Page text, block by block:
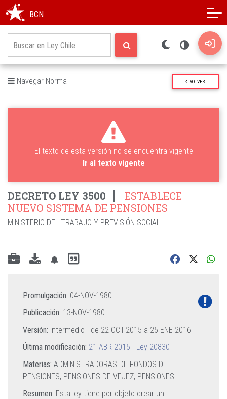
BCN
Navegar Norma VOLVER
El texto de esta versión no se encuentra vigente
Ir al texto vigente
DECRETO LEY 3500
ESTABLECE
NUEVO SISTEMA DE PENSIONES
MINISTERIO DEL TRABAJO Y PREVISIÓN SOCIAL
Promulgación: 04-NOV-1980
Publicación: 13-NOV-1980
Versión: Intermedio - de 22-OCT-2015 a 25-ENE-2016
Última modificación: 21-ABR-2015 - Ley 20830
Materias: ADMINISTRADORAS DE FONDOS DE
PENSIONES, PENSIONES DE VEJEZ, PENSIONES
Resumen: Esta ley tiene por objeto crear un